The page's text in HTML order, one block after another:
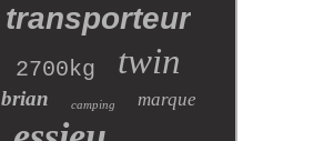
transporteur
2700kg twin
brian camping marque